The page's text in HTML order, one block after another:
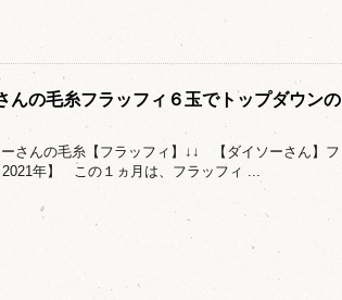
の毛糸フラッフィ６玉でトップダウンの
さんの毛糸【フラッフィ】↓↓ 【ダイソーさん】フ
2021年】 この１ヵ月は、フラッフィ ...